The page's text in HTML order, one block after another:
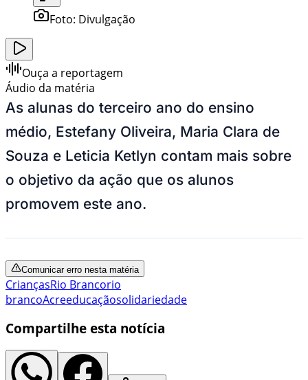
Foto: Divulgação
Ouça a reportagem
Áudio da matéria
As alunas do terceiro ano do ensino
médio, Estefany Oliveira, Maria Clara de
Souza e Leticia Ketlyn contam mais sobre
o objetivo da ação que os alunos
promovem este ano.
Comunicar erro nesta matéria
CriançasRio Brancorio
brancoAcreeducaçãosolidariedade
Compartilhe esta notícia